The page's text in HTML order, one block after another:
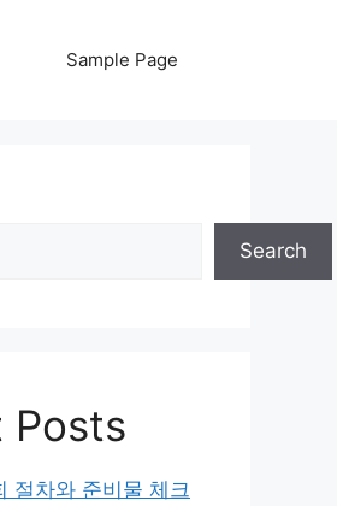
Sample Page
Search
Posts
절차와 준비물 체크